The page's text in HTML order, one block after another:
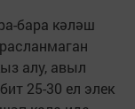
бара кәләш
алу, авыл
25-30 ел элек